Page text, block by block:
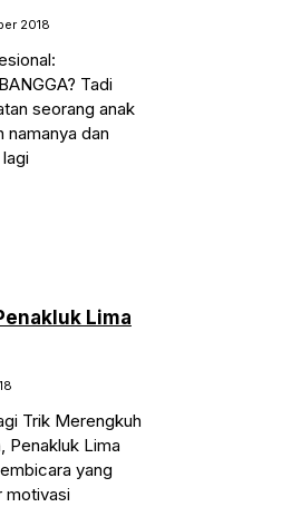
2018
Tadi
seorang anak
namanya dan
Lima
Trik Merengkuh
Penakluk Lima
yang
motivasi